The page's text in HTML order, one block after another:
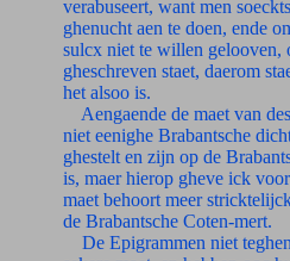
verabuseert, want men
ghenucht aen te doen, ende
sulcx niet te willen gelooven,
gheschreven staet, daerom
het alsoo is.
Aengaende de maet van
niet eenighe Brabantsche
ghestelt en zijn op de
is, maer hierop gheve ick
maet behoort meer
de Brabantsche Coten-mert.
De Epigrammen niet